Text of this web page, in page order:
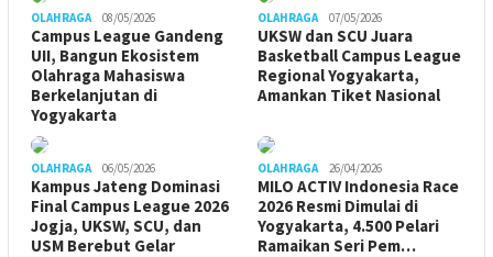
OLAHRAGA 08/05/2026
Campus League Gandeng
UII, Bangun Ekosistem
Olahraga Mahasiswa
Berkelanjutan di
Yogyakarta
OLAHRAGA 07/05/2026
UKSW dan SCU Juara
Basketball Campus League
Regional Yogyakarta,
Amankan Tiket Nasional
OLAHRAGA 06/05/2026
Kampus Jateng Dominasi
Final Campus League 2026
Jogja, UKSW, SCU, dan
USM Berebut Gelar
OLAHRAGA 26/04/2026
MILO ACTIV Indonesia Race
2026 Resmi Dimulai di
Yogyakarta, 4.500 Pelari
Ramaikan Seri Pem…